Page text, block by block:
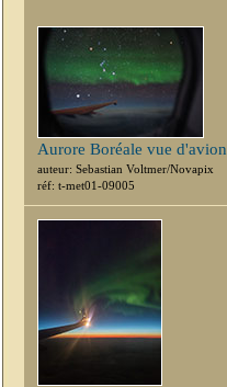
Aurore Boréale vue d'avion
auteur: Sebastian Voltmer/Novapix
réf: t-met01-09005